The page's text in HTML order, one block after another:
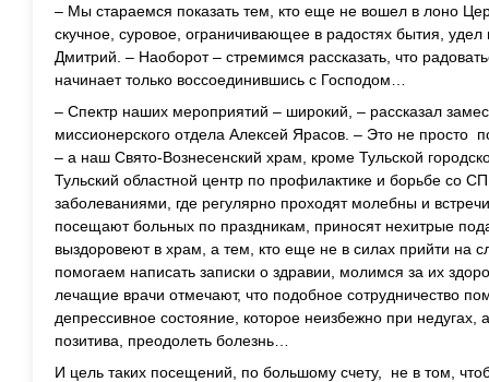
– Мы стараемся показать тем, кто еще не вошел в лоно
скучное, суровое, ограничивающее в радостях бытия,
Дмитрий. – Наоборот – стремимся рассказать, что
начинает только воссоединившись с Господом…
– Спектр наших мероприятий – широкий, – рассказал
миссионерского отдела Алексей Ярасов. – Это не просто
– а наш Свято-Вознесенский храм, кроме Тульской
Тульский областной центр по профилактике и борьбе со
заболеваниями, где регулярно проходят молебны и
посещают больных по праздникам, приносят нехитрые
выздоровеют в храм, а тем, кто еще не в силах прийти на
помогаем написать записки о здравии, молимся за их
лечащие врачи отмечают, что подобное сотрудничество
депрессивное состояние, которое неизбежно при недугах,
позитива, преодолеть болезнь…
И цель таких посещений, по большому счету, не в том,